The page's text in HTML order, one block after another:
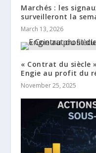
Marchés : les
surveilleront la
March 13, 2026
« Contrat du siècle
Engie au profit du
November 25, 2025